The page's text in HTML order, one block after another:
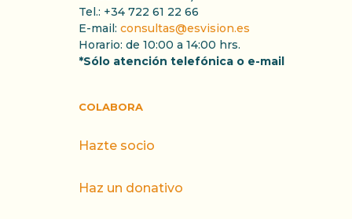
Tel.: +34 722 61 22 66
E-mail: consultas@esvision.es
Horario: de 10:00 a 14:00 hrs.
*Sólo atención telefónica o e-mail
COLABORA
Hazte socio
Haz un donativo